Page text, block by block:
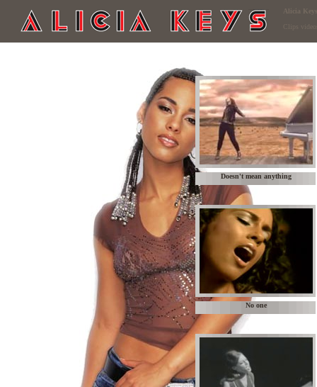
Alicia Keys
Doesn't mean anything
No one